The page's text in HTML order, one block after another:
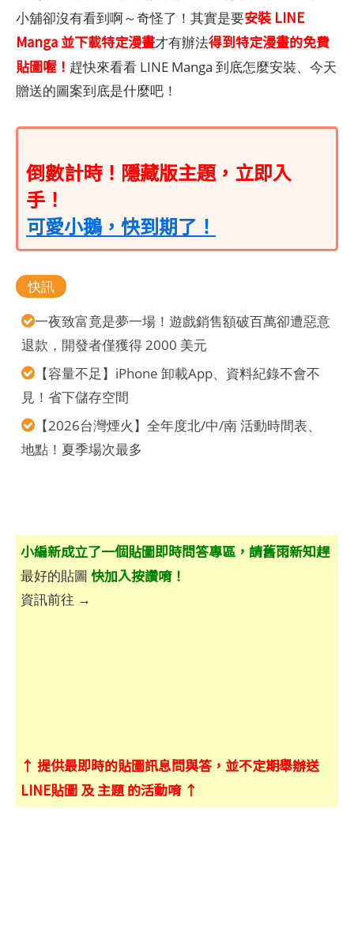
小舖卻沒有看到啊～奇怪了！其實是要安裝 LINE
Manga 並下載特定漫畫才有辦法得到特定漫畫的免費
貼圖喔！ 趕快來看看 LINE Manga 到底怎麼安裝、今天
贈送的圖案到底是什麼吧！
倒數計時！隱藏版主題，立即入
手！
可愛小鵝，快到期了！
快訊
一夜致富竟是夢一場！遊戲銷售額破百萬卻遭惡意
退款，開發者僅獲得 2000 美元
【容量不足】iPhone 卸載App、資料紀錄不會不
見！省下儲存空間
【2026台灣煙火】全年度北/中/南 活動時間表、
地點！夏季場次最多
小編新成立了一個貼圖即時問答專區，請舊雨新知趕
快加入按讚唷！
最好的貼圖
資訊前往 →
↑ 提供最即時的貼圖訊息問與答，並不定期舉辦送
LINE貼圖 及 主題 的活動唷 ↑